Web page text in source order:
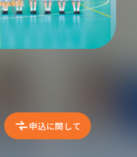
申込に関して